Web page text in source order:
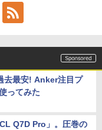
去最安! Anker注目プ
ってみた
Q7D Pro」。圧巻の